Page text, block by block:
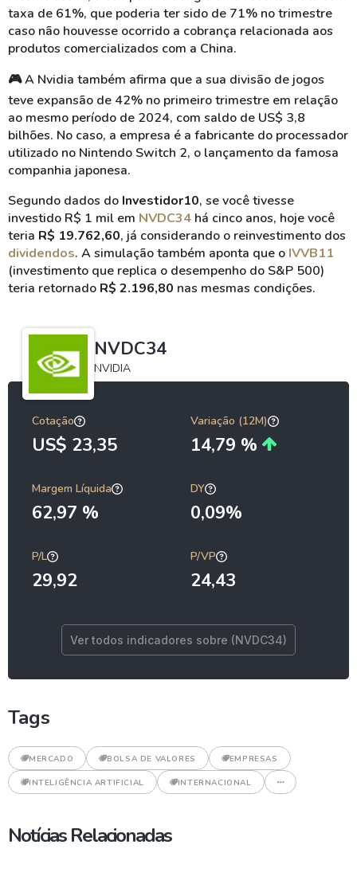
taxa de 61%, que poderia ter sido de 71% no trimestre
caso não houvesse ocorrido a cobrança relacionada aos
produtos comercializados com a China.
🎮A Nvidia também afirma que a sua divisão de jogos
teve expansão de 42% no primeiro trimestre em relação
ao mesmo período de 2024, com saldo de US$ 3,8
bilhões. No caso, a empresa é a fabricante do processador
utilizado no Nintendo Switch 2, o lançamento da famosa
companhia japonesa.
Segundo dados do Investidor10, se você tivesse
investido R$ 1 mil em NVDC34 há cinco anos, hoje você
teria R$ 19.762,60, já considerando o reinvestimento dos
dividendos. A simulação também aponta que o IVVB11
(investimento que replica o desempenho do S&P 500)
teria retornado R$ 2.196,80 nas mesmas condições.
NVDC34
NVIDIA
Cotação
US$ 23,35
Variação (12M)
14,79 %
Margem Líquida
62,97 %
DY
0,09%
P/L
29,92
P/VP
24,43
Ver todos indicadores sobre (NVDC34)
Tags
MERCADO BOLSA DE VALORES EMPRESAS
INTELIGÊNCIA ARTIFICIAL INTERNACIONAL
Notícias Relacionadas